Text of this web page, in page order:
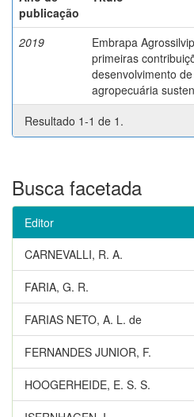
publicação
2019
Embrapa
primeiras
desenvolvimento
agropecuária
Resultado 1-1 de 1.
Busca facetada
Editor
CARNEVALLI, R. A.
FARIA, G. R.
FARIAS NETO, A. L. de
FERNANDES JUNIOR, F.
HOOGERHEIDE, E. S. S.